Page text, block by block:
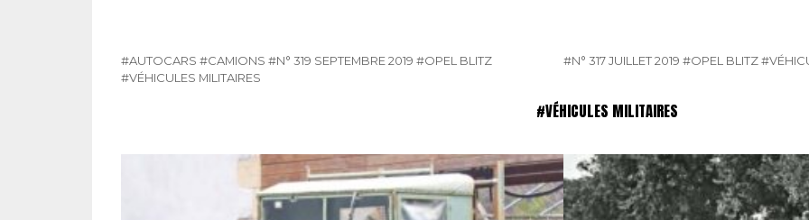
#AUTOCARS #CAMIONS #N° 319 SEPTEMBRE 2019 #OPEL BLITZ
#VÉHICULES MILITAIRES
#N° 317 JUILLET 2019 #OPEL BLITZ
#VÉHICULES MILITAIRES